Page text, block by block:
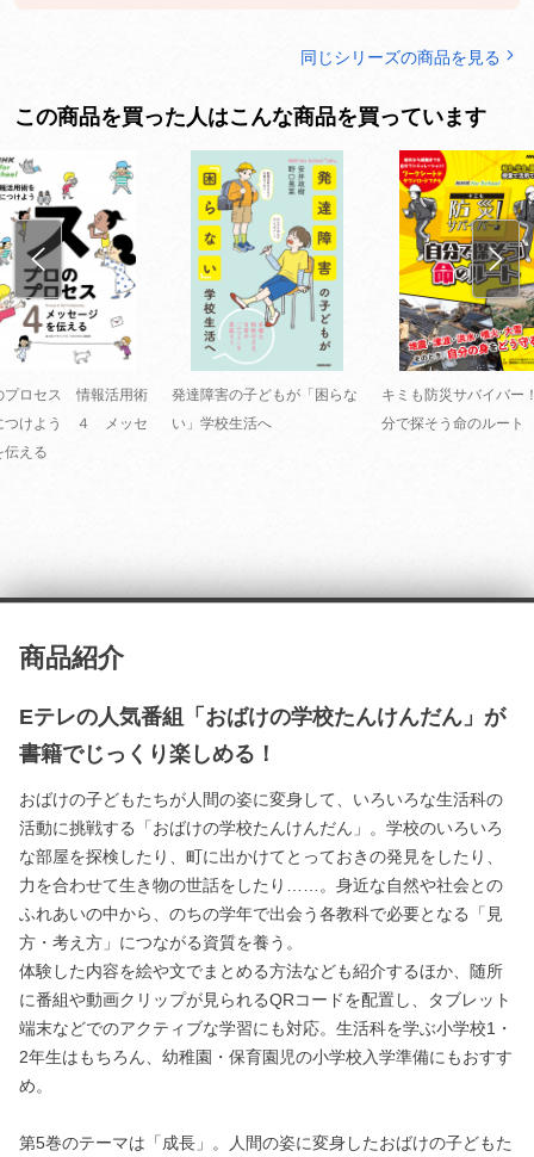
同じシリーズの商品を見る
この商品を買った人はこんな商品を買っています
プロセス 情報活用術
つけよう ４ メッセ
伝える
発達障害の子どもが「困らな
い」学校生活へ
キミも防災サバイバ
分で探そう命のルート
商品紹介
Eテレの人気番組「おばけの学校たんけんだん」が
書籍でじっくり楽しめる！
おばけの子どもたちが人間の姿に変身して、いろいろな生活科の
活動に挑戦する「おばけの学校たんけんだん」。学校のいろいろ
な部屋を探検したり、町に出かけてとっておきの発見をしたり、
力を合わせて生き物の世話をしたり……。身近な自然や社会との
ふれあいの中から、のちの学年で出会う各教科で必要となる「見
方・考え方」につながる資質を養う。
体験した内容を絵や文でまとめる方法なども紹介するほか、随所
に番組や動画クリップが見られるQRコードを配置し、タブレット
端末などでのアクティブな学習にも対応。生活科を学ぶ小学校1・
2年生はもちろん、幼稚園・保育園児の小学校入学準備にもおすす
め。
第5巻のテーマは「成長」。人間の姿に変身したおばけの子どもた